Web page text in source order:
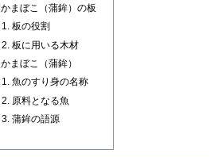
かまぼこ（蒲鉾）の板
板の役割
板に用いる木材
かまぼこ（蒲鉾）
魚のすり身の名称
原料となる魚
蒲鉾の語源